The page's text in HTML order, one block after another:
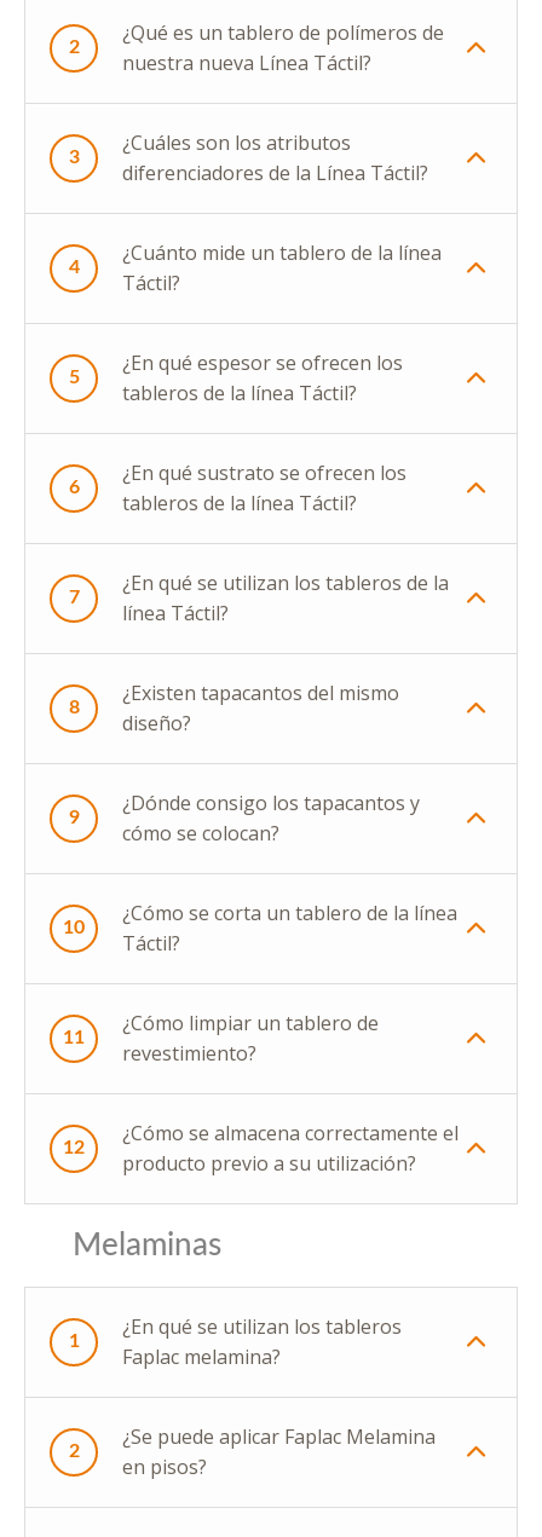
2
¿Qué es un tablero de polímeros de
nuestra nueva Línea Táctil?
3
¿Cuáles son los atributos
diferenciadores de la Línea Táctil?
4
¿Cuánto mide un tablero de la línea
Táctil?
5
¿En qué espesor se ofrecen los
tableros de la línea Táctil?
6
¿En qué sustrato se ofrecen los
tableros de la línea Táctil?
7
¿En qué se utilizan los tableros de la
línea Táctil?
8
¿Existen tapacantos del mismo
diseño?
9
¿Dónde consigo los tapacantos y
cómo se colocan?
10
¿Cómo se corta un tablero de la línea
Táctil?
11
¿Cómo limpiar un tablero de
revestimiento?
12
¿Cómo se almacena correctamente el
producto previo a su utilización?
Melaminas
1
¿En qué se utilizan los tableros
Faplac melamina?
2
¿Se puede aplicar Faplac Melamina
en pisos?